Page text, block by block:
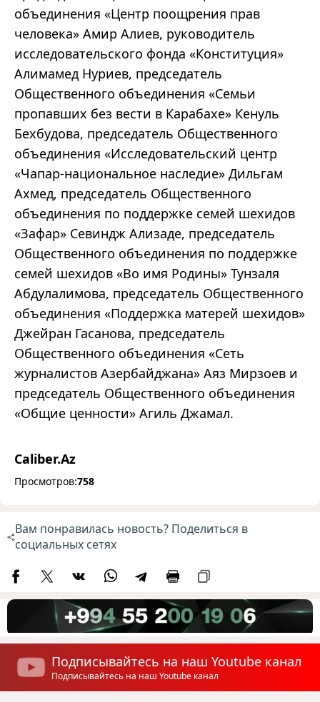
объединения «Центр поощрения прав
человека» Амир Алиев, руководитель
исследовательского фонда «Конституция»
Алимамед Нуриев, председатель
Общественного объединения «Семьи
пропавших без вести в Карабахе» Кенуль
Бехбудова, председатель Общественного
объединения «Исследовательский центр
«Чапар-национальное наследие» Дильгам
Ахмед, председатель Общественного
объединения по поддержке семей шехидов
«Зафар» Севиндж Ализаде, председатель
Общественного объединения по поддержке
семей шехидов «Во имя Родины» Тунзаля
Абдулалимова, председатель Общественного
объединения «Поддержка матерей шехидов»
Джейран Гасанова, председатель
Общественного объединения «Сеть
журналистов Азербайджана» Аяз Мирзоев и
председатель Общественного объединения
«Общие ценности» Агиль Джамал.
Caliber.Az
Просмотров:758
Вам понравилась новость? Поделиться в
социальных сетях
Подписывайтесь на наш Youtube канал
Подписывайтесь на наш Youtube канал